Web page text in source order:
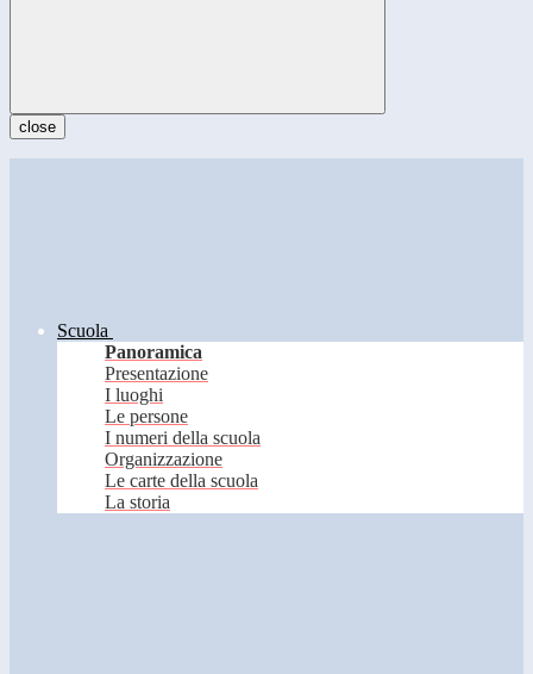
close
Scuola
Panoramica
Presentazione
I luoghi
Le persone
I numeri della scuola
Organizzazione
Le carte della scuola
La storia